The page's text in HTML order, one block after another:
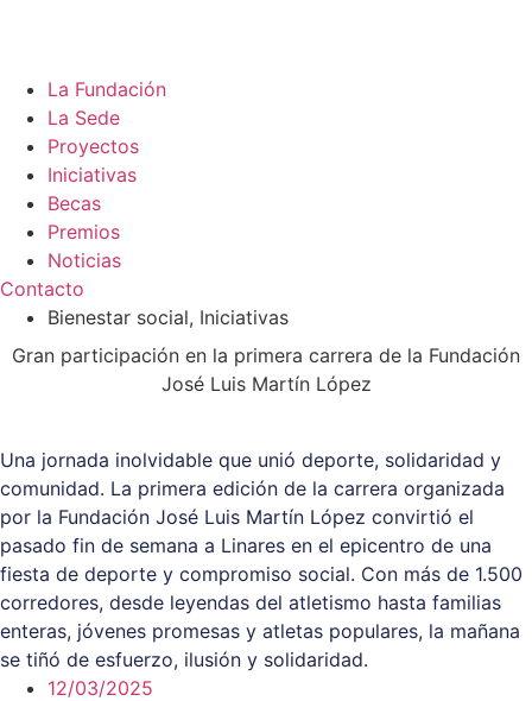
La Fundación
La Sede
Proyectos
Iniciativas
Becas
Premios
Noticias
Contacto
Bienestar social, Iniciativas
Gran participación en la primera carrera de la Fundación
José Luis Martín López
Una jornada inolvidable que unió deporte, solidaridad y
comunidad. La primera edición de la carrera organizada
por la Fundación José Luis Martín López convirtió el
pasado fin de semana a Linares en el epicentro de una
fiesta de deporte y compromiso social. Con más de 1.500
corredores, desde leyendas del atletismo hasta familias
enteras, jóvenes promesas y atletas populares, la mañana
se tiñó de esfuerzo, ilusión y solidaridad.
12/03/2025